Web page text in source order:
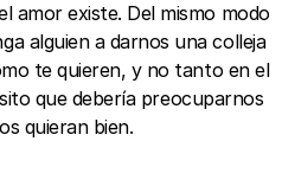
amor existe. Del mismo modo
alguien a darnos una colleja
te quieren, y no tanto en el
que debería preocuparnos
quieran bien.